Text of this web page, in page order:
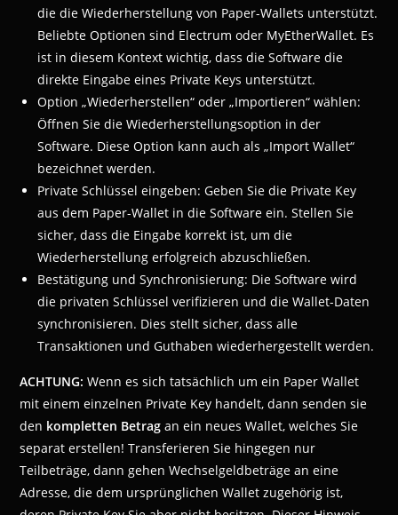
die die Wiederherstellung von Paper-Wallets unterstützt.
Beliebte Optionen sind Electrum oder MyEtherWallet. Es
ist in diesem Kontext wichtig, dass die Software die
direkte Eingabe eines Private Keys unterstützt.
Option „Wiederherstellen“ oder „Importieren“ wählen:
Öffnen Sie die Wiederherstellungsoption in der
Software. Diese Option kann auch als „Import Wallet“
bezeichnet werden.
Private Schlüssel eingeben: Geben Sie die Private Key
aus dem Paper-Wallet in die Software ein. Stellen Sie
sicher, dass die Eingabe korrekt ist, um die
Wiederherstellung erfolgreich abzuschließen.
Bestätigung und Synchronisierung: Die Software wird
die privaten Schlüssel verifizieren und die Wallet-Daten
synchronisieren. Dies stellt sicher, dass alle
Transaktionen und Guthaben wiederhergestellt werden.
ACHTUNG: Wenn es sich tatsächlich um ein Paper Wallet
mit einem einzelnen Private Key handelt, dann senden sie
den kompletten Betrag an ein neues Wallet, welches Sie
separat erstellen! Transferieren Sie hingegen nur
Teilbeträge, dann gehen Wechselgeldbeträge an eine
Adresse, die dem ursprünglichen Wallet zugehörig ist,